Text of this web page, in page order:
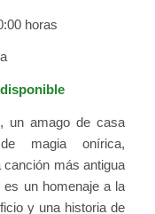
horas
un amago de casa
magia onírica,
más antigua
un homenaje a la
y una historia de